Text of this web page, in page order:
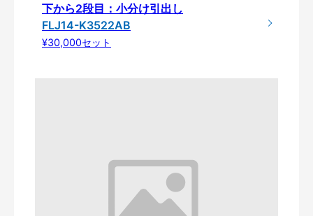
下から2段目：小分け引出し
FLJ14-K3522AB
¥30,000セット